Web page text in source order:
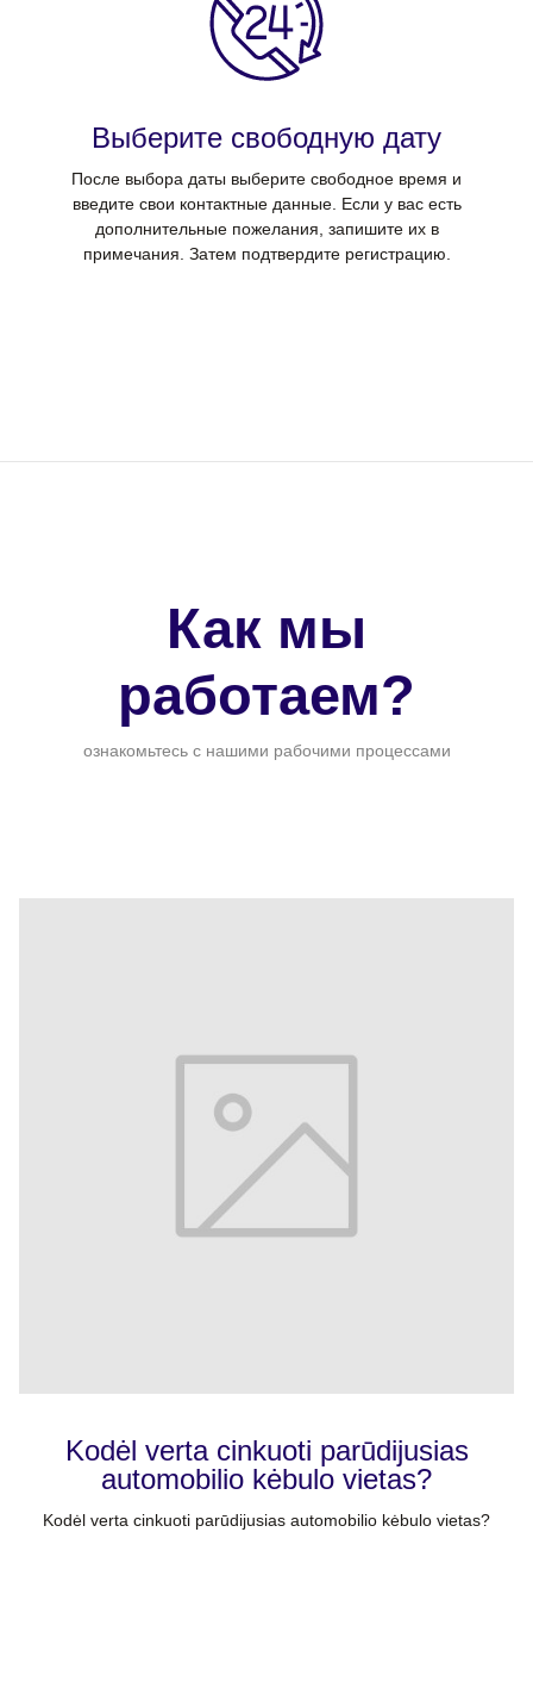
Выберите свободную дату
После выбора даты выберите свободное время и
введите свои контактные данные. Если у вас есть
дополнительные пожелания, запишите их в
примечания. Затем подтвердите регистрацию.
Как мы
работаем?
ознакомьтесь с нашими рабочими процессами
Kodėl verta cinkuoti parūdijusias
automobilio kėbulo vietas?
Kodėl verta cinkuoti parūdijusias automobilio kėbulo vietas?